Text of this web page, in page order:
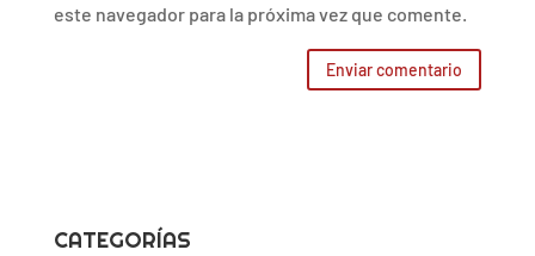
este navegador para la próxima vez que comente.
CATEGORÍAS